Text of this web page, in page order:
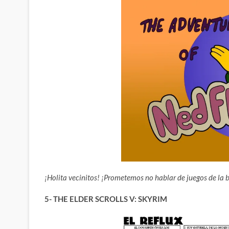
¡Holita vecinitos! ¡Prometemos no hablar de juegos de la
5- THE ELDER SCROLLS V: SKYRIM